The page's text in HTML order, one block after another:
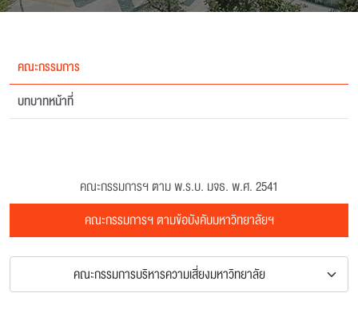
คณะกรรมการ
บทบาทหน้าที่
คณะกรรมการฯ ตาม พ.ร.บ. มจธ. พ.ศ. 2541
คณะกรรมการฯ ตามข้อบังคับมหาวิทยาลัยฯ
คณะกรรมการบริหารความเสี่ยงมหาวิทยาลัย